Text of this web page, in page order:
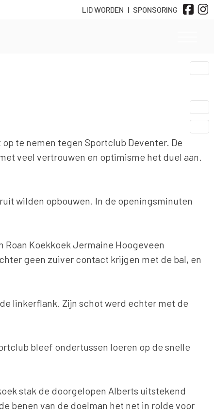
LID WORDEN | SPONSORING
te nemen tegen Sportclub Deventer. De
veel vertrouwen en optimisme het duel aan.
wilden opbouwen. In de openingsminuten
Koekkoek Jermaine Hoogeveen
geen zuiver contact krijgen met de bal, en
linkerflank. Zijn schot werd echter met de
bleef ondertussen loeren op de snelle
stak de doorgelopen Alberts uitstekend
benen van de doelman het net in rolde voor